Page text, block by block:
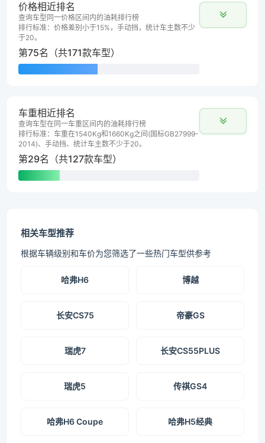
价格相近排名
查询车型同一价格区间内的油耗排行榜
排行标准：价格差别小于15%，手动挡，统计车主数不少
于20。
第75名（共171款车型）
车重相近排名
查询车型在同一车重区间内的油耗排行榜
排行标准：车重在1540Kg和1660Kg之间(国标GB27999-
2014)、手动挡、统计车主数不少于20。
第29名（共127款车型）
相关车型推荐
根据车辆级别和车价为您筛选了一些热门车型供参考
哈弗H6 博越
长安CS75 帝豪GS
瑞虎7 长安CS55PLUS
瑞虎5 传祺GS4
哈弗H6 Coupe 哈弗H5经典